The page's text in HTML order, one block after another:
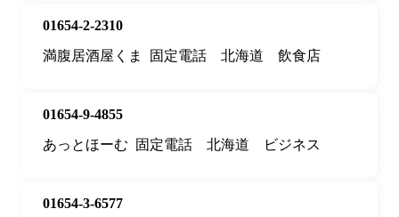
01654-2-2310
満腹居酒屋くま
固定電話 北海道 飲食店
01654-9-4855
あっとほーむ
固定電話 北海道 ビジネス
01654-3-6577